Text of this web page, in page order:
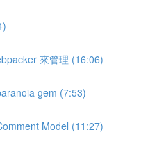
來管理 (16:06)
gem (7:53)
Model (11:27)